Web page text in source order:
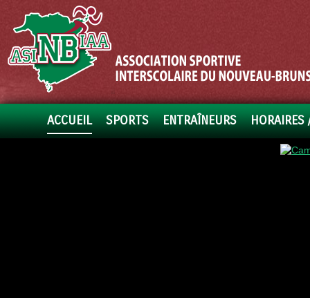
ACCUEIL SPORTS ENTRAÎNEURS HORAIRES